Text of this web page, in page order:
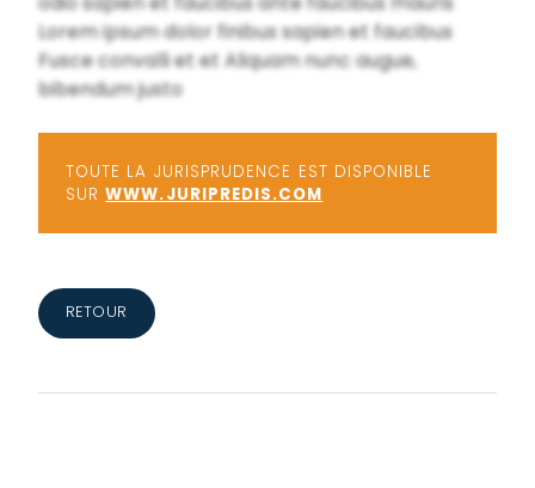
Lorem ipsum dolor finibus sapien et faucibus
Fusce convalli et et Aliquam nunc augue,
bibendum justo
TOUTE LA JURISPRUDENCE EST DISPONIBLE
SURWWW.JURIPREDIS.COM
RETOUR